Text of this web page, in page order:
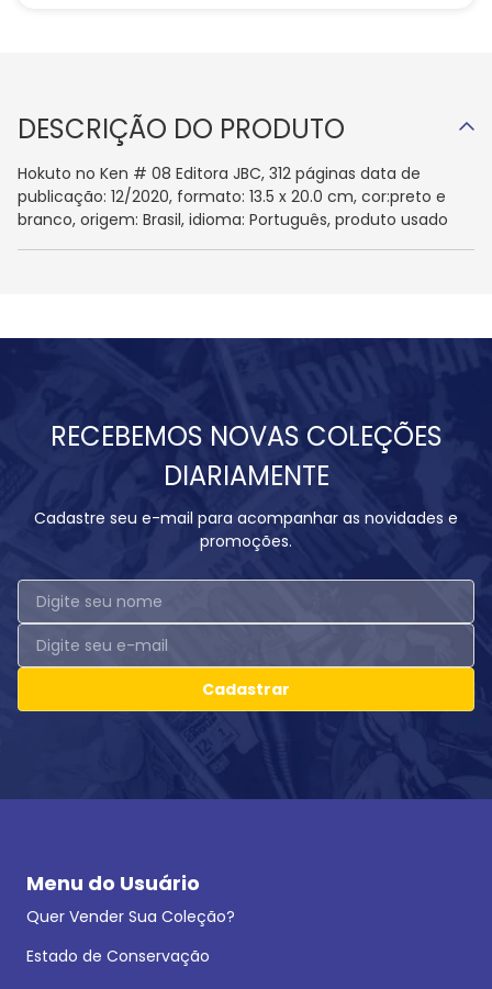
DESCRIÇÃO DO PRODUTO
Hokuto no Ken # 08 Editora JBC, 312 páginas data de
publicação: 12/2020, formato: 13.5 x 20.0 cm, cor:preto e
branco, origem: Brasil, idioma: Português, produto usado
RECEBEMOS NOVAS COLEÇÕES
DIARIAMENTE
Cadastre seu e-mail para acompanhar as novidades e
promoções.
Cadastrar
Menu do Usuário
Quer Vender Sua Coleção?
Estado de Conservação